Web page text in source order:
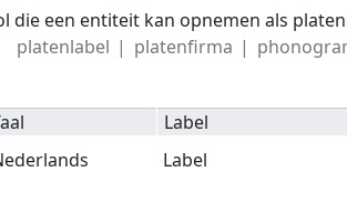
naar:navigatie,zoeken
die een entiteit kan opnemen als
platenlabel
platenfirma
Label
Label